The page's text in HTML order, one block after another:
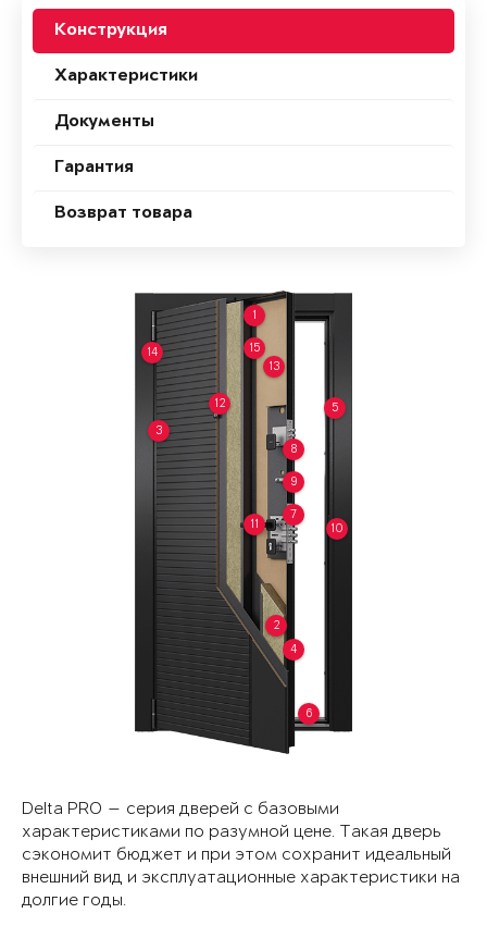
Конструкция
Характеристики
Документы
Гарантия
Возврат товара
1
2
3
4
5
6
7
8
9
10
11
12
13
14 15
Delta PRO — серия дверей с базовыми
характеристиками по разумной цене. Такая дверь
сэкономит бюджет и при этом сохранит идеальный
внешний вид и эксплуатационные характеристики на
долгие годы.